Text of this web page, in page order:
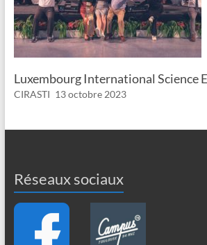
Luxembourg International Science
CIRASTI 13 octobre 2023
Réseaux sociaux